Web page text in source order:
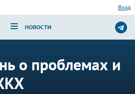
Вход
НОВОСТИ
о проблемах и